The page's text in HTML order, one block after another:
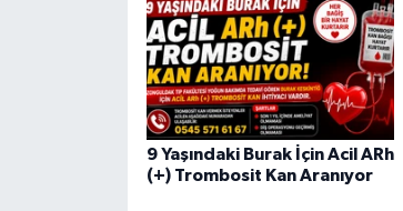
9 Yaşındaki Burak İçin Acil ARh
(+) Trombosit Kan Aranıyor